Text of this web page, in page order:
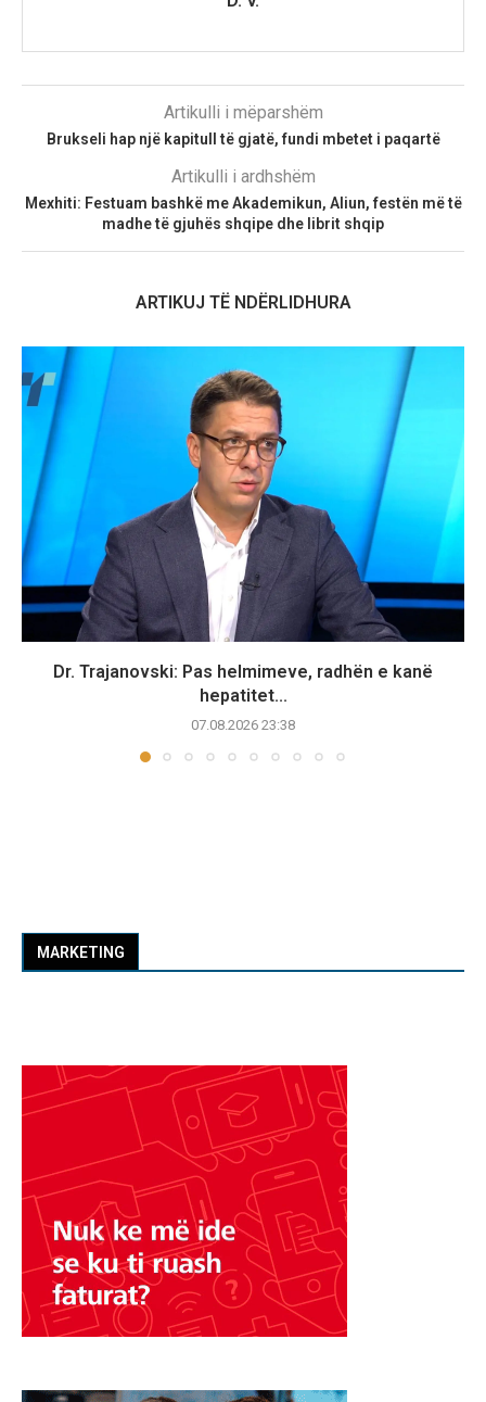
Artikulli i mëparshëm
Brukseli hap një kapitull të gjatë, fundi mbetet i paqartë
Artikulli i ardhshëm
Mexhiti: Festuam bashkë me Akademikun, Aliun, festën më të
madhe të gjuhës shqipe dhe librit shqip
ARTIKUJ TË NDËRLIDHURA
Dr. Trajanovski: Pas helmimeve, radhën e kanë
hepatitet...
07.08.2026 23:38
MARKETING